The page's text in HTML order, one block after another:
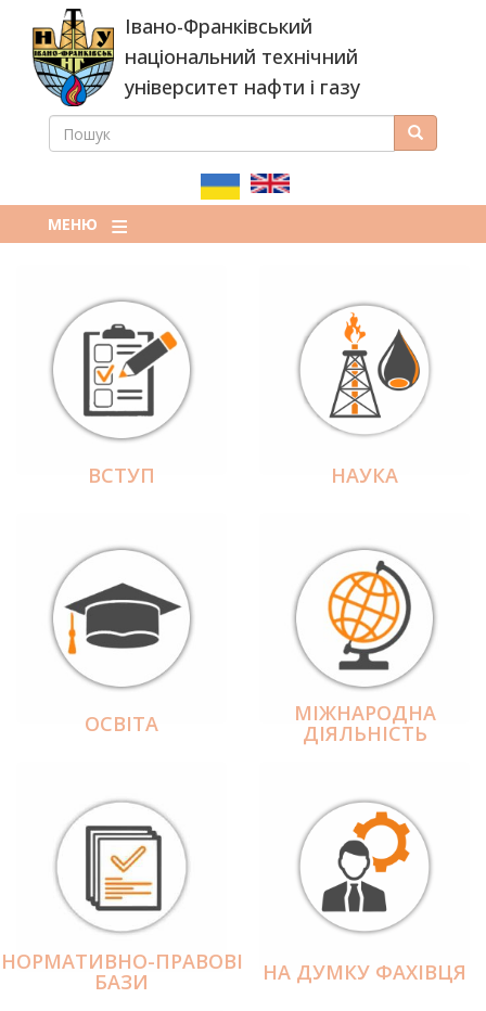
основного
вмісту
Івано-Франківський
національний технічний
університет нафти і газу
ПОШУКОВА
ПОШУК Пошук
МЕНЮ
ВСТУП НАУКА
ОСВІТА МІЖНАРОДНА
ДІЯЛЬНІCТЬ
НОРМАТИВНО-ПРАВОВІ
БАЗИ НА ДУМКУ ФАХІВЦЯ